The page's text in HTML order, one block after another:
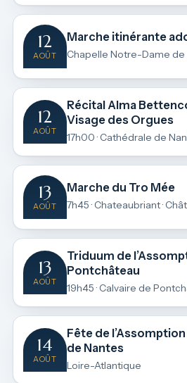
12
AOÛT
Marche itinérante
Chapelle Notre-Dame de
12
AOÛT
Récital Alma
Visage des Orgues
17h00 · Cathédrale de
13
AOÛT
Marche du Tro Mée
7h45 · Chateaubriant ·
13
AOÛT
Triduum de
Pontchâteau
19h45 · Calvaire de
14
AOÛT
Fête de
de Nantes
Loire-Atlantique